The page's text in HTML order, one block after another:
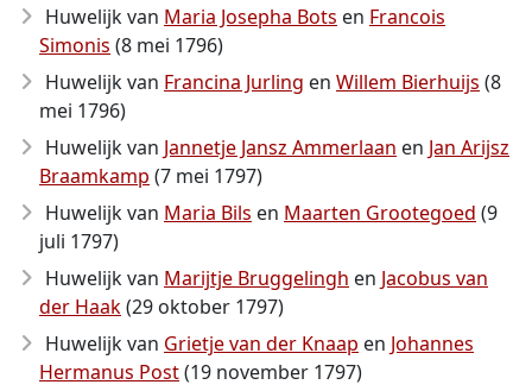
Huwelijk van Maria Josepha Bots en Francois
Simonis (8 mei 1796)
Huwelijk van Francina Jurling en Willem Bierhuijs (8
mei 1796)
Huwelijk van Jannetje Jansz Ammerlaan en Jan Arijsz
Braamkamp (7 mei 1797)
Huwelijk van Maria Bils en Maarten Grootegoed (9
juli 1797)
Huwelijk van Marijtje Bruggelingh en Jacobus van
der Haak(29 oktober 1797)
Huwelijk van Grietje van der Knaap en Johannes
Hermanus Post(19 november 1797)